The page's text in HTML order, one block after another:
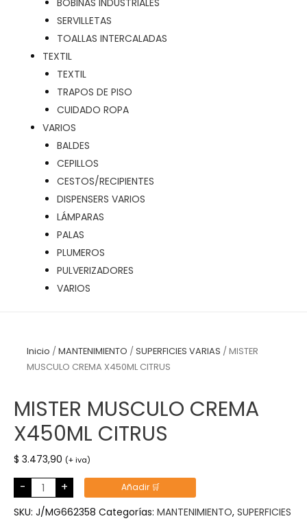
BOBINAS INDUSTRIALES
SERVILLETAS
TOALLAS INTERCALADAS
TEXTIL
TEXTIL
TRAPOS DE PISO
CUIDADO ROPA
VARIOS
BALDES
CEPILLOS
CESTOS/RECIPIENTES
DISPENSERS VARIOS
LÁMPARAS
PALAS
PLUMEROS
PULVERIZADORES
VARIOS
Inicio /MANTENIMIENTO /SUPERFICIES VARIAS / MISTER
MUSCULO CREMA X450ML CITRUS
MISTER MUSCULO CREMA
X450ML CITRUS
$ 3.473,90 (+ iva)
- MISTER
MUSCULO
CREMA
X450ML
CITRUS
+ Añadir 🛒
SKU: J/MG662358 Categorías: MANTENIMIENTO, SUPERFICIES